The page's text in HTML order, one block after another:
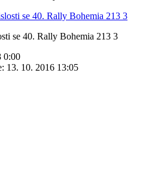
se 40. Rally Bohemia 213 3
0:00
13. 10. 2016 13:05